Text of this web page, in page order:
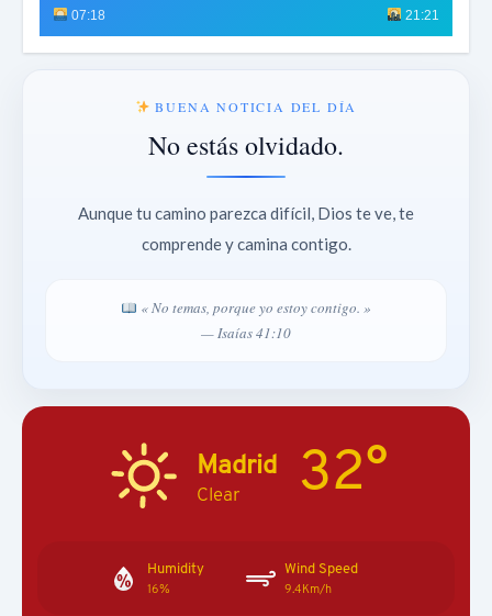
07:18 21:21
BUENA NOTICIA DEL DÍA
No estás olvidado.
Aunque tu camino parezca difícil, Dios te ve, te
comprende y camina contigo.
« No temas, porque yo estoy contigo. »
— Isaías 41:10
Madrid
Clear 32°
Humidity
16%
Wind Speed
9.4Km/h